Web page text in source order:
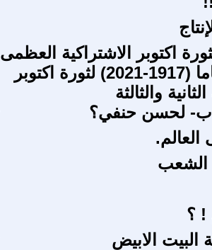
اكتوبر الاشتراكية العظمى
( بمناسبة الذكرى ال 104عاما (1917-2021) لثورة اكتوبر
والثالثة
لحسن حنفي؟
العالم.
الشعب
! ؟
البيت الابيض